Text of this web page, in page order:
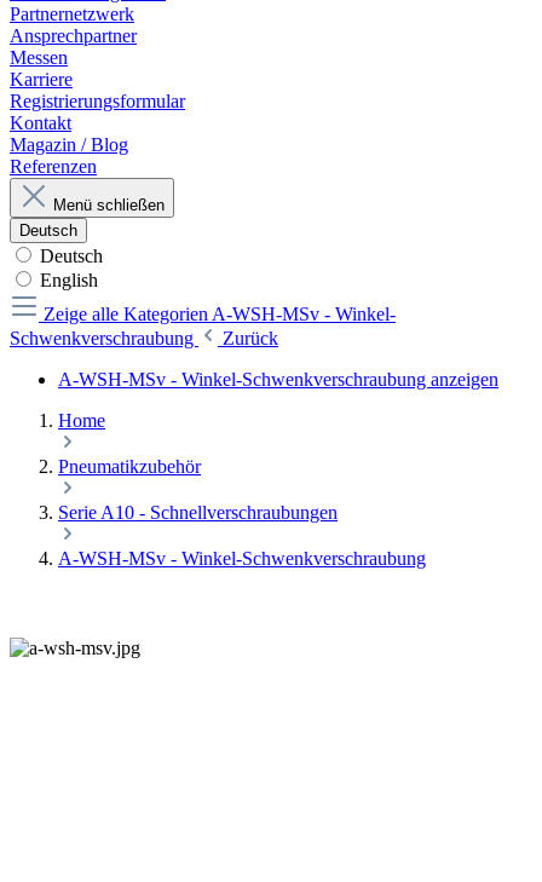
Partnernetzwerk
Ansprechpartner
Messen
Karriere
Registrierungsformular
Kontakt
Magazin / Blog
Referenzen
Menü schließen
Deutsch
Deutsch
English
Zeige alle Kategorien A-WSH-MSv - Winkel-
Schwenkverschraubung
Zurück
A-WSH-MSv - Winkel-Schwenkverschraubung anzeigen
Home
Pneumatikzubehör
Serie A10 - Schnellverschraubungen
A-WSH-MSv - Winkel-Schwenkverschraubung